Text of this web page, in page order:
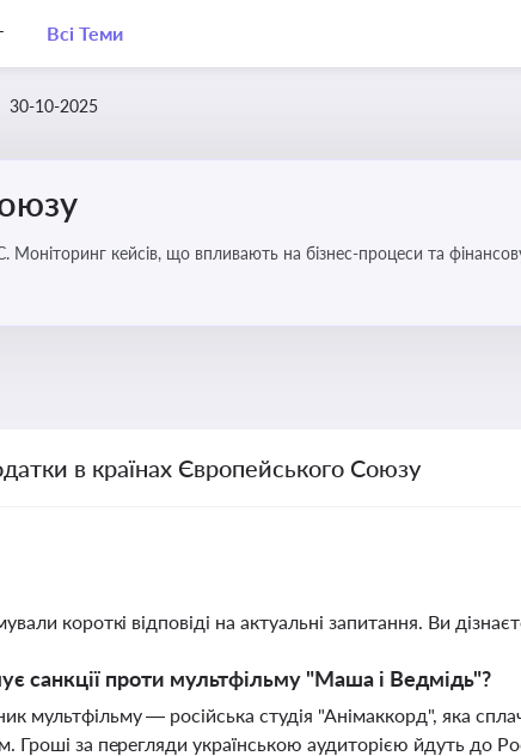
Всі Теми
30-10-2025
Моніторинг кейсів, що впливають на бізнес-процеси та фінансову
в країнах Європейського Союзу
короткі відповіді на актуальні запитання. Ви
санкції проти мультфільму "Маша і Ведмідь"?
мультфільму — російська студія "Анімаккорд", яка
Гроші за перегляди українською аудиторією йдуть до